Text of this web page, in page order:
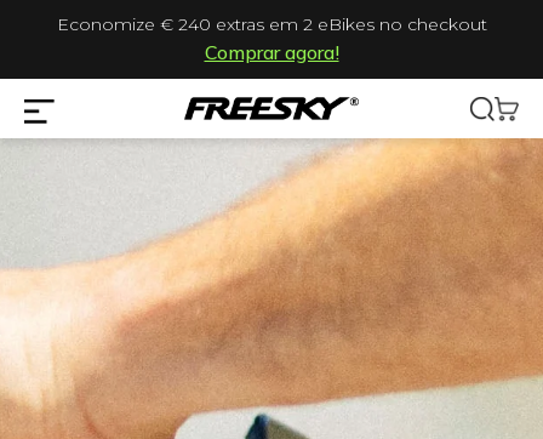
Economize € 240 extras em 2 eBikes no checkout
Comprar agora!